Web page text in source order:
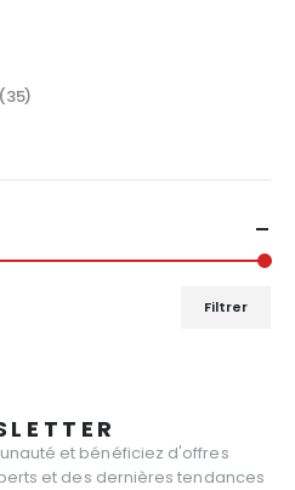
(35)
Filtrer
et bénéficiez d'offres
et des dernières tendances